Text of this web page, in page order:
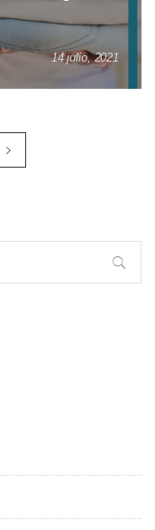
14 julio, 2021